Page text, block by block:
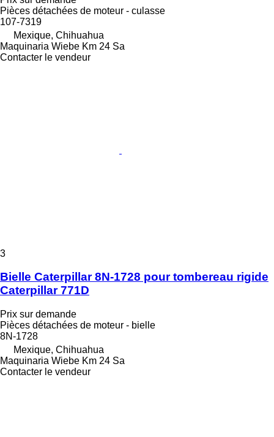
Pièces détachées de moteur - culasse
107-7319
Mexique, Chihuahua
Maquinaria Wiebe Km 24 Sa
Contacter le vendeur
3
Bielle Caterpillar 8N-1728 pour tombereau rigide
Caterpillar 771D
Prix sur demande
Pièces détachées de moteur - bielle
8N-1728
Mexique, Chihuahua
Maquinaria Wiebe Km 24 Sa
Contacter le vendeur